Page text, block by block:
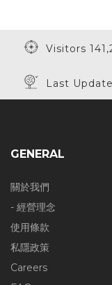
Visitors
Last
GENERAL
關於我們
- 經營理念
使用條款
私隱政策
Careers